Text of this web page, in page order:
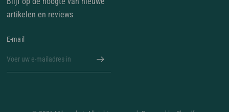
artikelen en reviews
E‑mail